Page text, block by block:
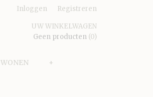
Inloggen Registreren
UW WINKELWAGEN
Geen producten (0)
WONEN +